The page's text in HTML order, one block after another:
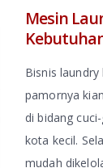
Mesin
Bisnis
pamornya
di bidang
kota kecil.
mudah